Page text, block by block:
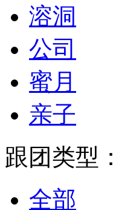
溶洞
公司
蜜月
亲子
跟团类型：
全部